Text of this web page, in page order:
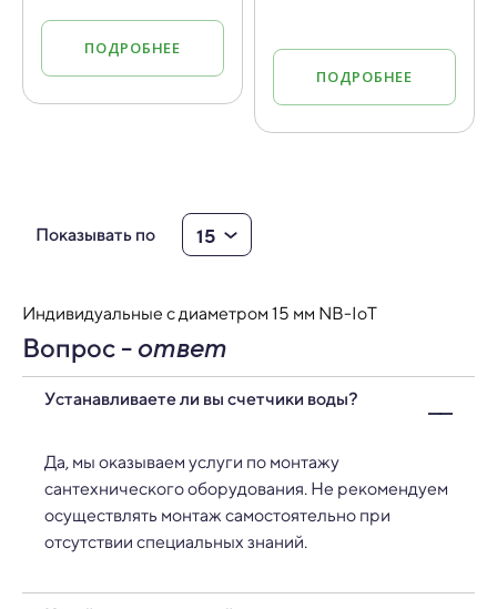
ПОДРОБНЕЕ
ПОДРОБНЕЕ
Показывать по 15
Индивидуальные с диаметром 15 мм NB-IoT
Вопрос -ответ
Устанавливаете ли вы счетчики воды?
Да, мы оказываем услуги по монтажу
сантехнического оборудования. Не рекомендуем
осуществлять монтаж самостоятельно при
отсутствии специальных знаний.